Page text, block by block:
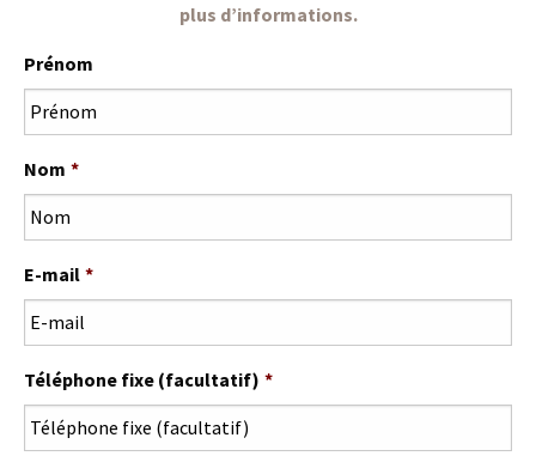
plus d’informations.
Prénom
Nom *
E-mail *
Téléphone fixe (facultatif) *